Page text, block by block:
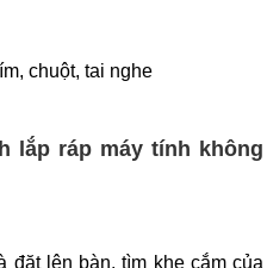
chuột, tai nghe
lắp ráp máy tính không
đặt lên bàn, tìm khe cắm của